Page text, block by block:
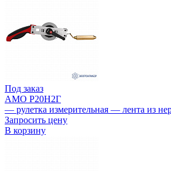
Под заказ
AMO Р20Н2Г
— рулетка измерительная — лента из
Запросить цену
В корзину